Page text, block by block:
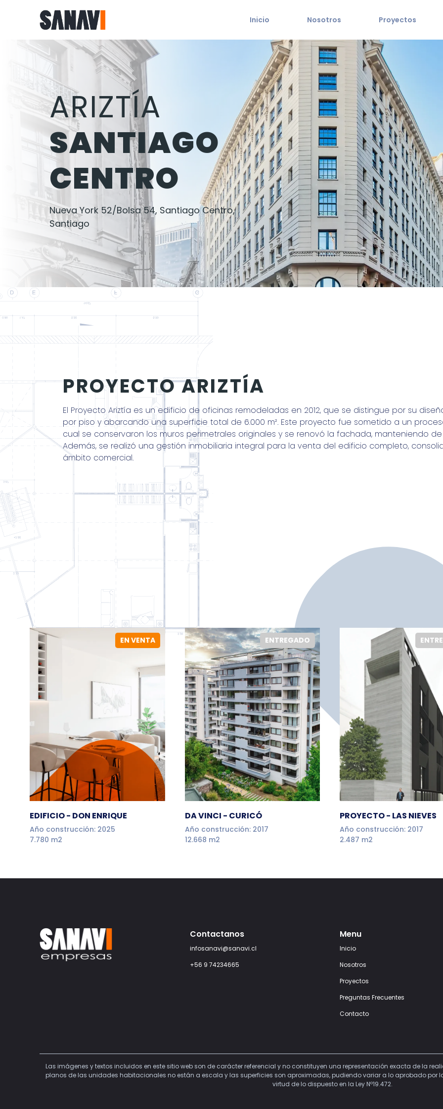
Inicio Nosotros Proyectos
ARIZTÍA
SANTIAGO
CENTRO
Nueva York 52/Bolsa 54, Santiago Centro,
Santiago
PROYECTO ARIZTÍA
El Proyecto Ariztía es un edificio de oficinas remodeladas en 2012, que se distingue por su
por piso y abarcando una superficie total de 6.000 m². Este proyecto fue sometido a un
cual se conservaron los muros perimetrales originales y se renovó la fachada, manteniendo
Además, se realizó una gestión inmobiliaria integral para la venta del edificio completo,
ámbito comercial.
EN VENTA
EDIFICIO - DON ENRIQUE
Año construcción: 2025
7.780 m2
ENTREGADO
DA VINCI - CURICÓ
Año construcción: 2017
12.668 m2
PROYECTO - LAS NIEVES
Año construcción: 2017
2.487 m2
Contactanos
infosanavi@sanavi.cl
+56 9 74234665
Menu
Inicio
Nosotros
Proyectos
Preguntas Frecuentes
Contacto
Las imágenes y textos incluidos en este sitio web son de carácter referencial y no constituyen una representación exacta de la
planos de las unidades habitacionales no están a escala y las superficies son aproximadas, pudiendo variar a lo aprobado por
virtud de lo dispuesto en la Ley Nº19.472.